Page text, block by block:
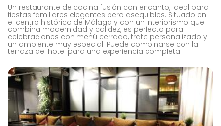
Un restaurante de cocina fusión con encanto, ideal para
fiestas familiares elegantes pero asequibles. Situado en
el centro histórico de Málaga y con un interiorismo que
combina modernidad y calidez, es perfecto para
celebraciones con menú cerrado, trato personalizado y
un ambiente muy especial. Puede combinarse con la
terraza del hotel para una experiencia completa.